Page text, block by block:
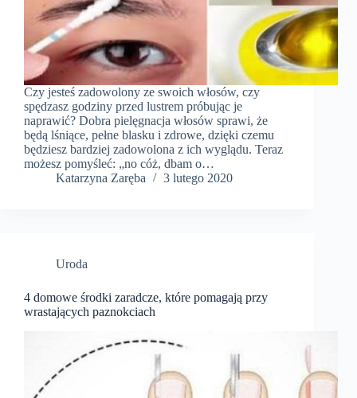
Czy jesteś zadowolony ze swoich włosów, czy
spędzasz godziny przed lustrem próbując je
naprawić? Dobra pielęgnacja włosów sprawi, że
będą lśniące, pełne blasku i zdrowe, dzięki czemu
będziesz bardziej zadowolona z ich wyglądu. Teraz
możesz pomyśleć: „no cóż, dbam o…
Katarzyna Zaręba
3 lutego 2020
Uroda
4 domowe środki zaradcze, które pomagają przy
wrastających paznokciach